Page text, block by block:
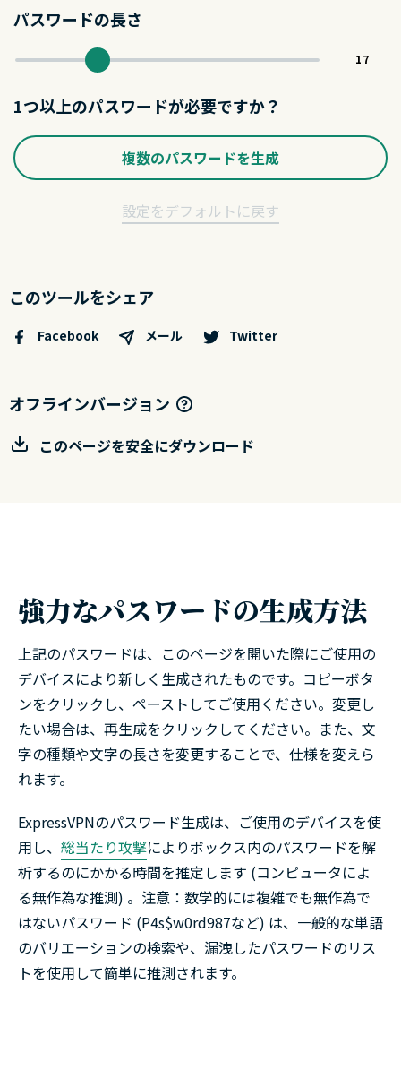
パスワードの長さ
1つ以上のパスワードが必要ですか？
複数のパスワードを生成
設定をデフォルトに戻す
このツールをシェア
Facebook メール Twitter
オフラインバージョン
このページを安全にダウンロード
強力なパスワードの生成方法
上記のパスワードは、このページを開いた際にご使用の
デバイスにより新しく生成されたものです。コピーボタ
ンをクリックし、ペーストしてご使用ください。変更し
たい場合は、再生成をクリックしてください。また、文
字の種類や文字の長さを変更することで、仕様を変えら
れます。
ExpressVPNのパスワード生成は、ご使用のデバイスを使
用し、 総当たり攻撃によりボックス内のパスワードを解
析するのにかかる時間を推定します (コンピュータによ
る無作為な推測) 。注意：数学的には複雑でも無作為で
はないパスワード (P4s$w0rd987など) は、一般的な単語
のバリエーションの検索や、漏洩したパスワードのリス
トを使用して簡単に推測されます。